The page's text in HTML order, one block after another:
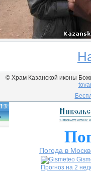
© Храм Казанской иконы
Погода в
Прогноз на 2